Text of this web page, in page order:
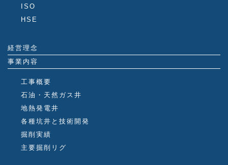
ISO
HSE
経営理念
事業内容
工事概要
石油・天然ガス井
地熱発電井
各種坑井と技術開発
掘削実績
主要掘削リグ